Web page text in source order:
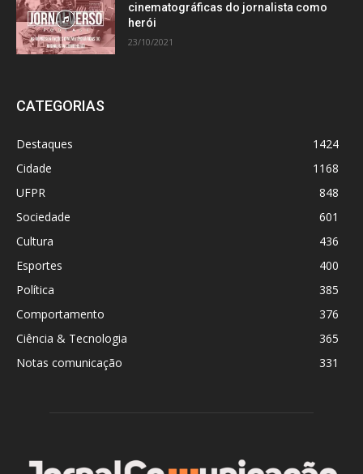
cinematográficas do jornalista como
herói
23/10/2021
CATEGORIAS
Destaques
1424
Cidade
1168
UFPR
848
Sociedade
601
Cultura
436
Esportes
400
Política
385
Comportamento
376
Ciência & Tecnologia
365
Notas comunicação
331